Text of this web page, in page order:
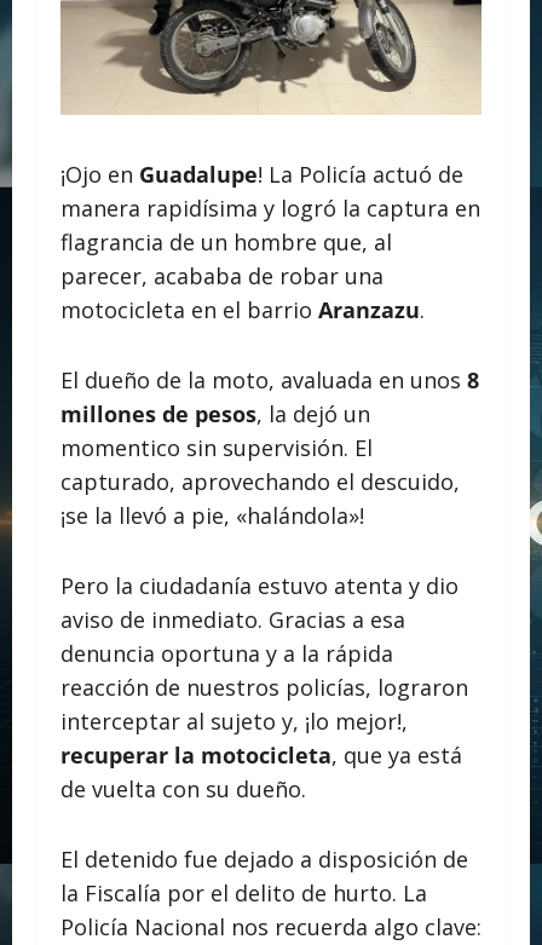
¡Ojo en Guadalupe! La Policía actuó de
manera rapidísima y logró la captura en
flagrancia de un hombre que, al
parecer, acababa de robar una
motocicleta en el barrio Aranzazu.
El dueño de la moto, avaluada en unos 8
millones de pesos, la dejó un
momentico sin supervisión. El
capturado, aprovechando el descuido,
¡se la llevó a pie, «halándola»!
Pero la ciudadanía estuvo atenta y dio
aviso de inmediato. Gracias a esa
denuncia oportuna y a la rápida
reacción de nuestros policías, lograron
interceptar al sujeto y, ¡lo mejor!,
recuperar la motocicleta, que ya está
de vuelta con su dueño.
El detenido fue dejado a disposición de
la Fiscalía por el delito de hurto. La
Policía Nacional nos recuerda algo clave: